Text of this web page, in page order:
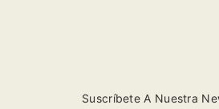
Suscríbete A Nuestra